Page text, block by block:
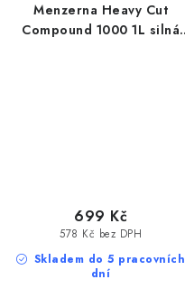
Menzerna Heavy Cut
Compound 1000 1L silná
Skladem do 5 pracovních
dní
578 Kč bez DPH
699 Kč